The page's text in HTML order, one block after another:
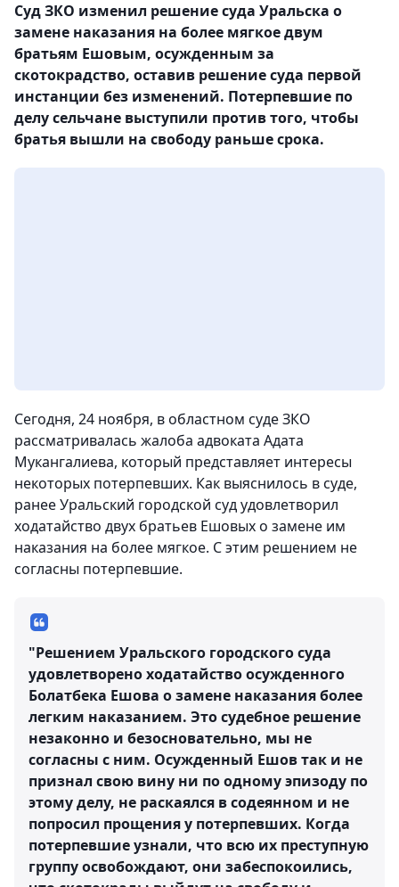
Суд ЗКО изменил решение суда Уральска о
замене наказания на более мягкое двум
братьям Ешовым, осужденным за
скотокрадство, оставив решение суда первой
инстанции без изменений. Потерпевшие по
делу сельчане выступили против того, чтобы
братья вышли на свободу раньше срока.
Сегодня, 24 ноября, в областном суде ЗКО
рассматривалась жалоба адвоката Адата
Мукангалиева, который представляет интересы
некоторых потерпевших. Как выяснилось в суде,
ранее Уральский городской суд удовлетворил
ходатайство двух братьев Ешовых о замене им
наказания на более мягкое. С этим решением не
согласны потерпевшие.
"Решением Уральского городского суда
удовлетворено ходатайство осужденного
Болатбека Ешова о замене наказания более
легким наказанием. Это судебное решение
незаконно и безосновательно, мы не
согласны с ним. Осужденный Ешов так и не
признал свою вину ни по одному эпизоду по
этому делу, не раскаялся в содеянном и не
попросил прощения у потерпевших. Когда
потерпевшие узнали, что всю их преступную
группу освобождают, они забеспокоились,